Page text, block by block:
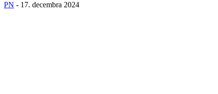
PN - 17. decembra 2024